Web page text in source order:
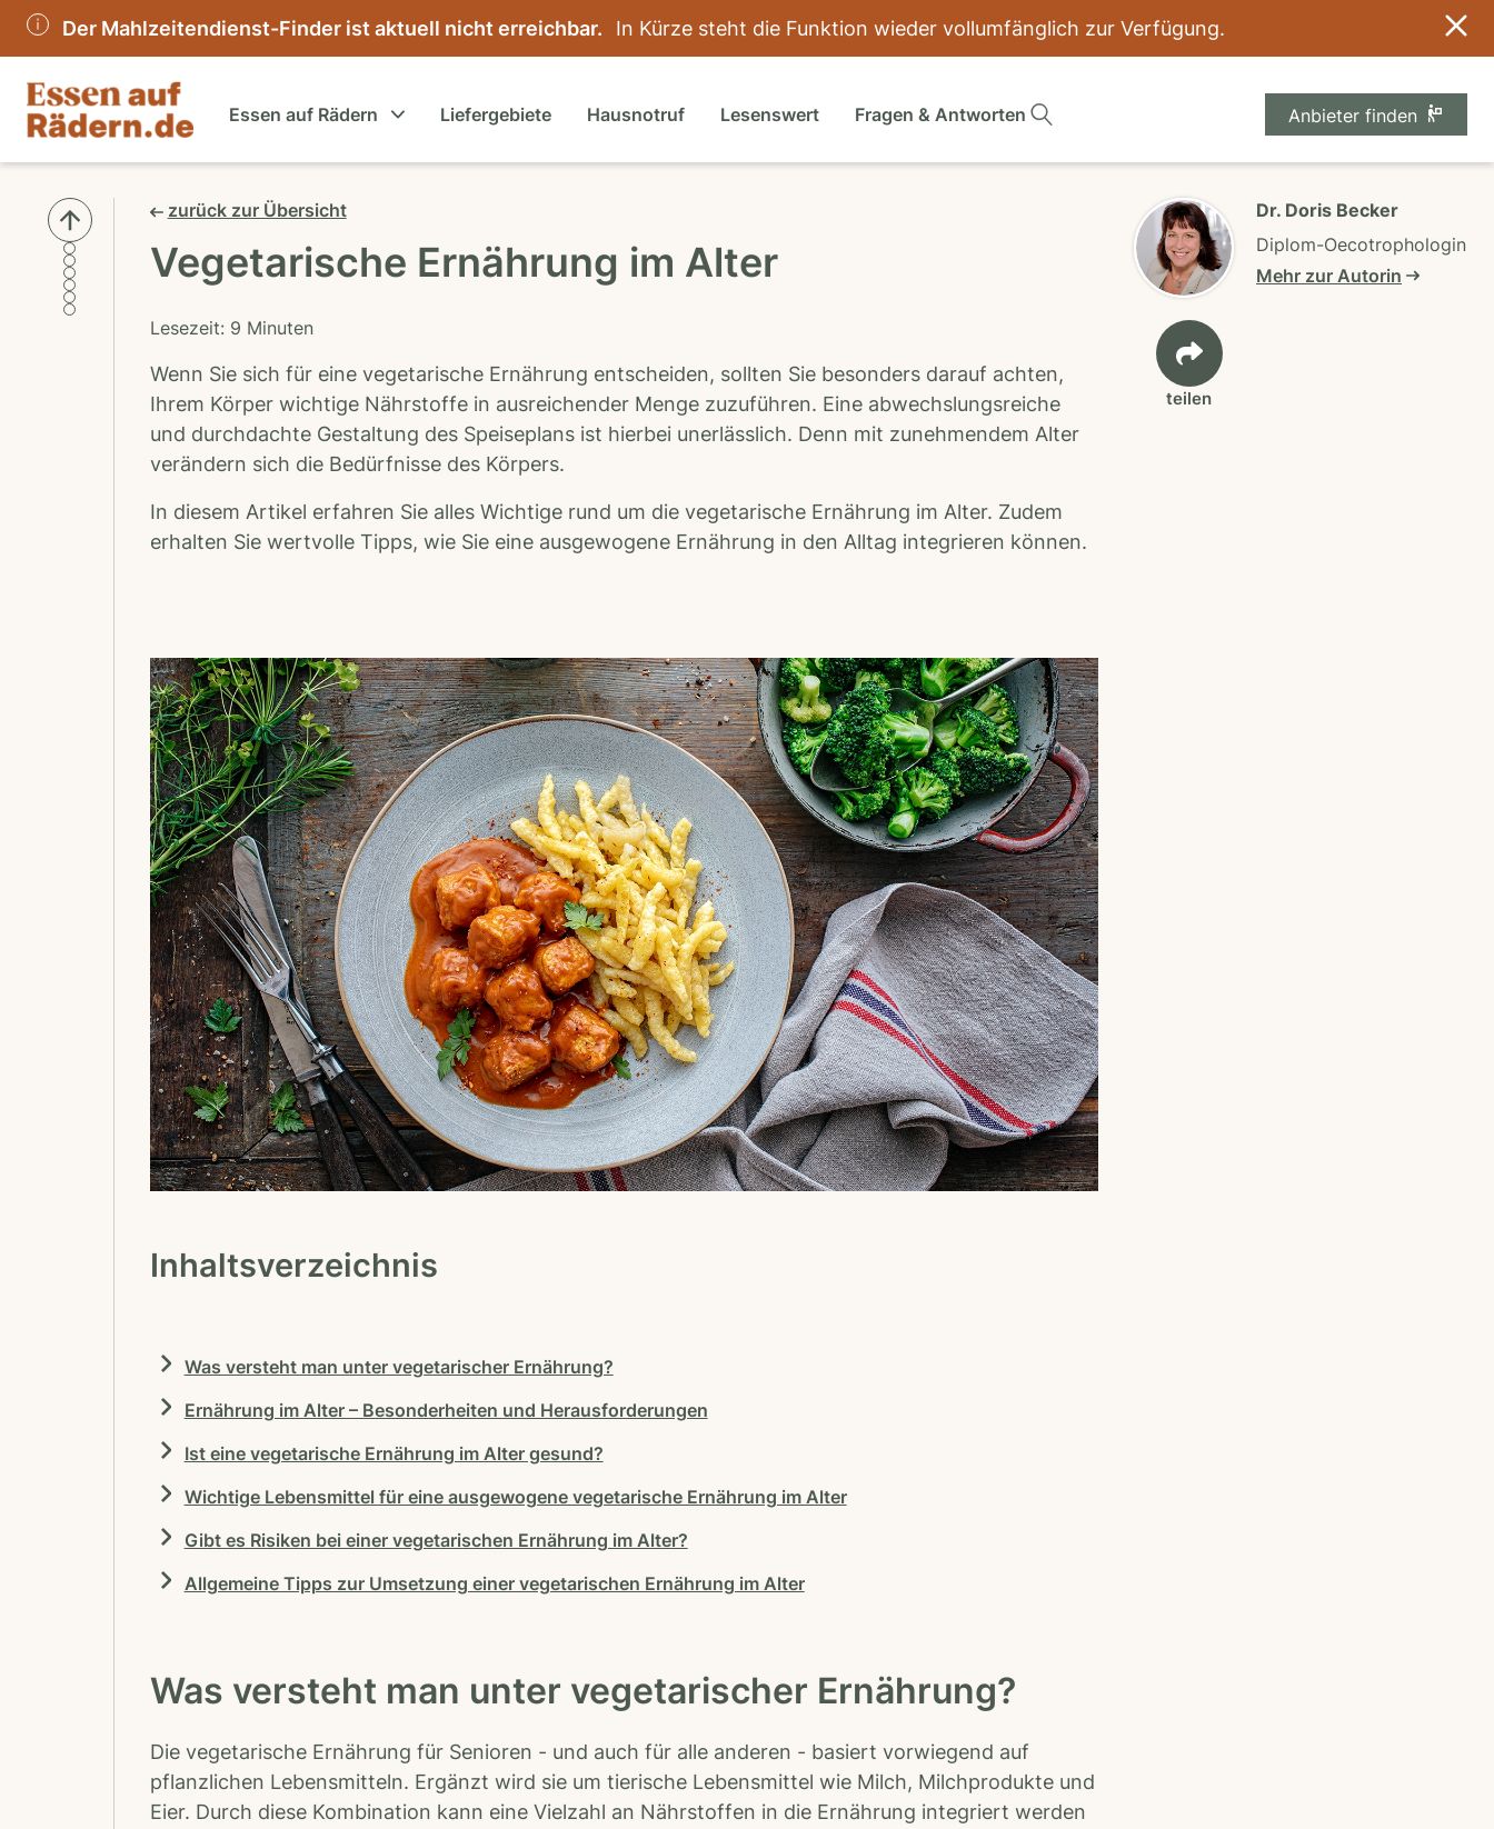
Der Mahlzeitendienst-Finder ist aktuell nicht erreichbar. In Kürze steht die Funktion wieder vollumfänglich zur Verfügung.
Essen auf Rädern Liefergebiete Hausnotruf Lesenswert Fragen & Antworten Anbieter finden
zurück zur Übersicht
Vegetarische Ernährung im Alter
Lesezeit: 9 Minuten
Wenn Sie sich für eine vegetarische Ernährung entscheiden, sollten Sie besonders darauf achten,
Ihrem Körper wichtige Nährstoffe in ausreichender Menge zuzuführen. Eine abwechslungsreiche
und durchdachte Gestaltung des Speiseplans ist hierbei unerlässlich. Denn mit zunehmendem Alter
verändern sich die Bedürfnisse des Körpers.
In diesem Artikel erfahren Sie alles Wichtige rund um die vegetarische Ernährung im Alter. Zudem
erhalten Sie wertvolle Tipps, wie Sie eine ausgewogene Ernährung in den Alltag integrieren können.
Inhaltsverzeichnis
Was versteht man unter vegetarischer Ernährung?
Ernährung im Alter – Besonderheiten und Herausforderungen
Ist eine vegetarische Ernährung im Alter gesund?
Wichtige Lebensmittel für eine ausgewogene vegetarische Ernährung im Alter
Gibt es Risiken bei einer vegetarischen Ernährung im Alter?
Allgemeine Tipps zur Umsetzung einer vegetarischen Ernährung im Alter
Was versteht man unter vegetarischer Ernährung?
Die vegetarische Ernährung für Senioren - und auch für alle anderen - basiert vorwiegend auf
pflanzlichen Lebensmitteln. Ergänzt wird sie um tierische Lebensmittel wie Milch, Milchprodukte und
Eier. Durch diese Kombination kann eine Vielzahl an Nährstoffen in die Ernährung integriert werden
Dr. Doris Becker
Diplom-Oecotrophologin
Mehr zur Autorin
teilen